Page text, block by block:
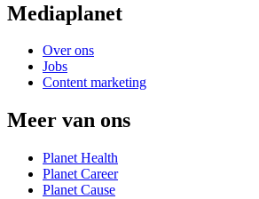
Mediaplanet
Over ons
Jobs
Content marketing
Meer van ons
Planet Health
Planet Career
Planet Cause